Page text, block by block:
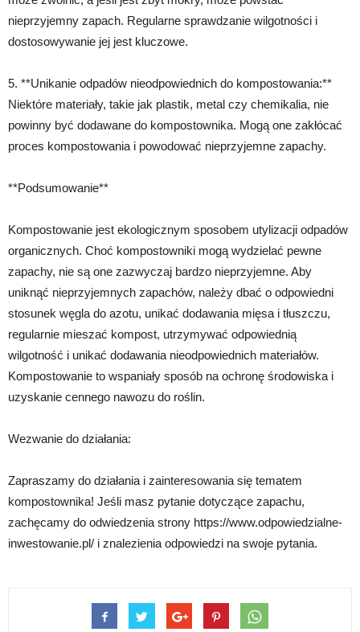
nieprzyjemny zapach. Regularne sprawdzanie wilgotności i
dostosowywanie jej jest kluczowe.
5. **Unikanie odpadów nieodpowiednich do kompostowania:**
Niektóre materiały, takie jak plastik, metal czy chemikalia, nie
powinny być dodawane do kompostownika. Mogą one zakłócać
proces kompostowania i powodować nieprzyjemne zapachy.
**Podsumowanie**
Kompostowanie jest ekologicznym sposobem utylizacji odpadów
organicznych. Choć kompostowniki mogą wydzielać pewne
zapachy, nie są one zazwyczaj bardzo nieprzyjemne. Aby
uniknąć nieprzyjemnych zapachów, należy dbać o odpowiedni
stosunek węgla do azotu, unikać dodawania mięsa i tłuszczu,
regularnie mieszać kompost, utrzymywać odpowiednią
wilgotność i unikać dodawania nieodpowiednich materiałów.
Kompostowanie to wspaniały sposób na ochronę środowiska i
uzyskanie cennego nawozu do roślin.
Wezwanie do działania:
Zapraszamy do działania i zainteresowania się tematem
kompostownika! Jeśli masz pytanie dotyczące zapachu,
zachęcamy do odwiedzenia strony https://www.odpowiedzialne-
inwestowanie.pl/ i znalezienia odpowiedzi na swoje pytania.